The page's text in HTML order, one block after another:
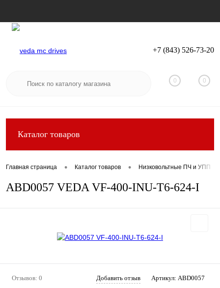
Вход Регистрация
+7 (843) 526-73-20
0 0
Каталог товаров
Главная страница • Каталог товаров • Низковольтные ПЧ и УПП
ABD0057 VEDA VF-400-INU-T6-624-I
Отзывов: 0 Добавить отзыв Артикул: ABD0057